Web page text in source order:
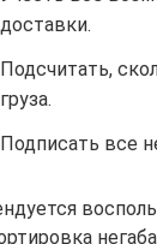
доставки.
Подсчитать,
груза.
Подписать все